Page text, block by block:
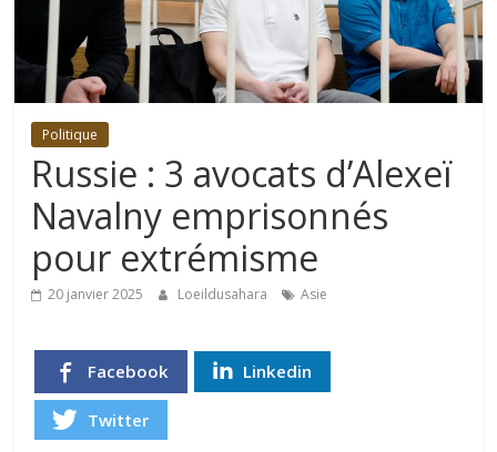
Politique
Russie : 3 avocats d’Alexeï
Navalny emprisonnés
pour extrémisme
20 janvier 2025 Loeildusahara Asie
Facebook Linkedin
Twitter